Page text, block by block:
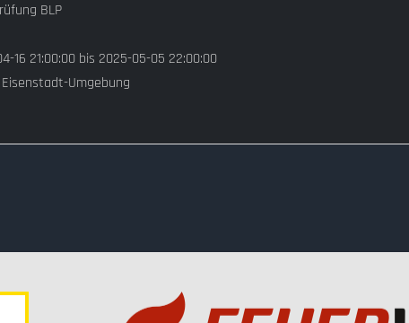
BLP
16 21:00:00 bis 2025-05-05 22:00:00
Eisenstadt-Umgebung